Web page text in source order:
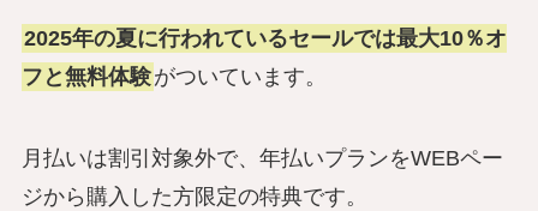
2025年の夏に行われているセールでは最大10％オ
フと無料体験がついています。
月払いは割引対象外で、年払いプランをWEBペー
ジから購入した方限定の特典です。